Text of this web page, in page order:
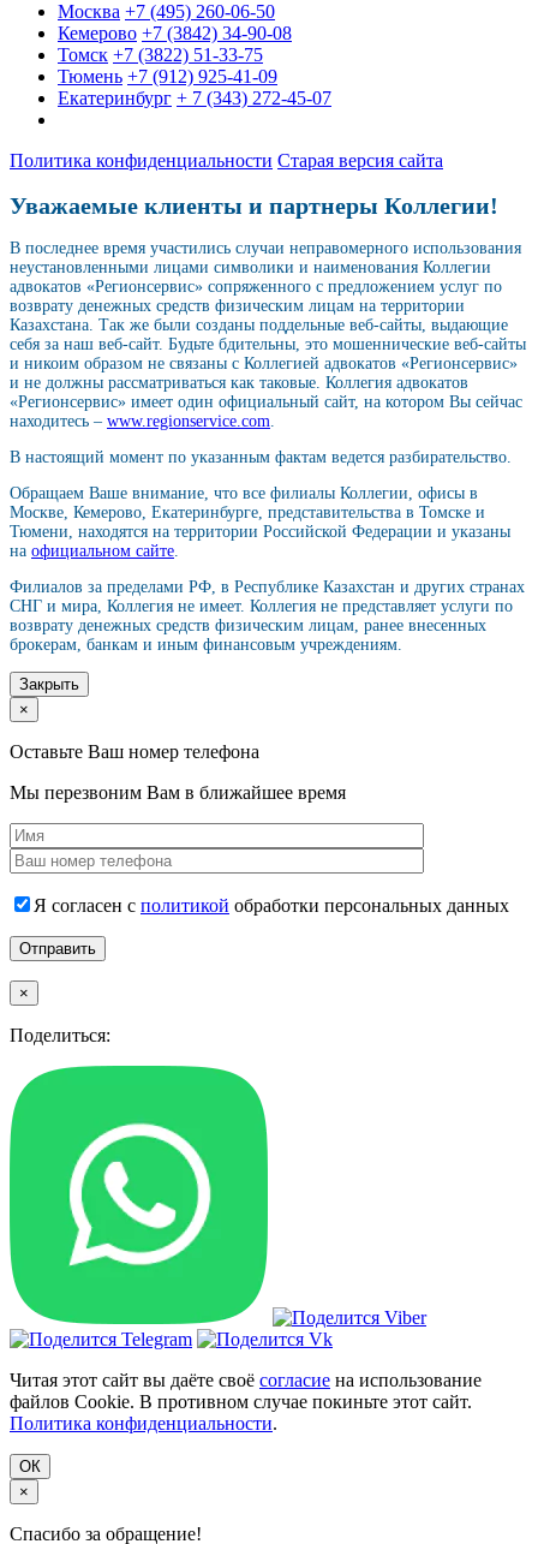
Москва +7 (495) 260-06-50
Кемерово +7 (3842) 34-90-08
Томск +7 (3822) 51-33-75
Тюмень +7 (912) 925-41-09
Екатеринбург + 7 (343) 272-45-07
Политика конфиденциальности Старая версия сайта
Уважаемые клиенты и партнеры Коллегии!
В последнее время участились случаи неправомерного использования
неустановленными лицами символики и наименования Коллегии
адвокатов «Регионсервис» сопряженного с предложением услуг по
возврату денежных средств физическим лицам на территории
Казахстана. Так же были созданы поддельные веб-сайты, выдающие
себя за наш веб-сайт. Будьте бдительны, это мошеннические веб-сайты
и никоим образом не связаны с Коллегией адвокатов «Регионсервис»
и не должны рассматриваться как таковые. Коллегия адвокатов
«Регионсервис» имеет один официальный сайт, на котором Вы сейчас
находитесь – www.regionservice.com
В настоящий момент по указанным фактам ведется разбирательство.
Обращаем Ваше внимание, что все филиалы Коллегии, офисы в
Москве, Кемерово, Екатеринбурге, представительства в Томске и
Тюмени, находятся на территории Российской Федерации и указаны
на официальном сайте
Филиалов за пределами РФ, в Республике Казахстан и других странах
СНГ и мира, Коллегия не имеет. Коллегия не представляет услуги по
возврату денежных средств физическим лицам, ранее внесенных
брокерам, банкам и иным финансовым учреждениям.
Закрыть
×
Оставьте Ваш номер телефона
Мы перезвоним Вам в ближайшее время
Я согласен с политикой обработки персональных данных
×
Поделиться:
Читая этот сайт вы даёте своё согласие на использование
файлов Cookie. В противном случае покиньте этот сайт.
Политика конфиденциальности.
ОК
×
Спасибо за обращение!